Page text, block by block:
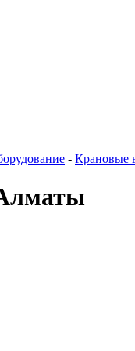
- Крановые